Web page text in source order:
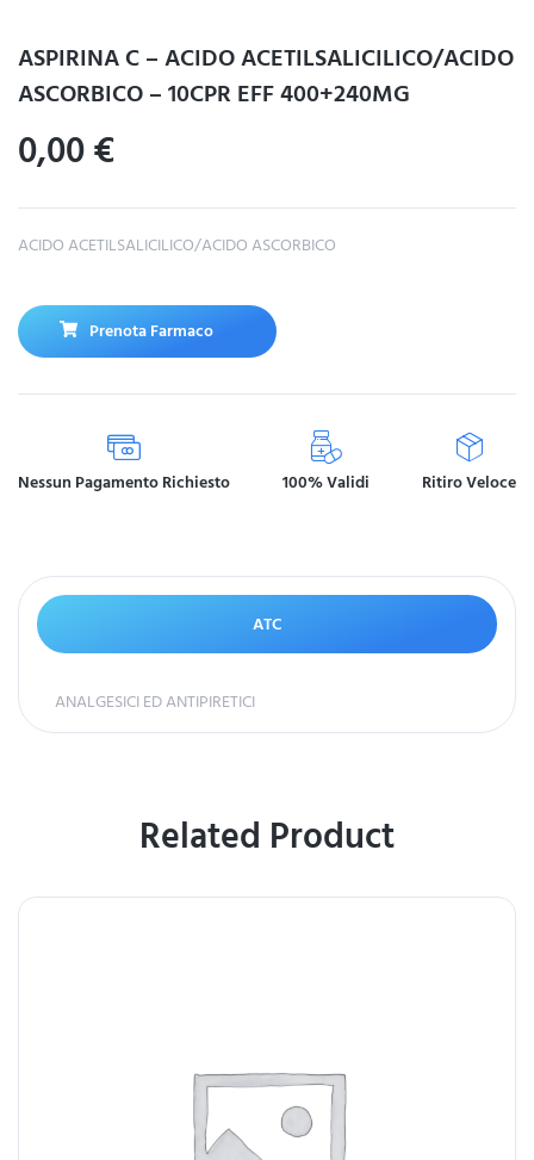
ASPIRINA C – ACIDO ACETILSALICILICO/ACIDO
ASCORBICO – 10CPR EFF 400+240MG
0,00€
ACIDO ACETILSALICILICO/ACIDO ASCORBICO
Prenota Farmaco
Nessun Pagamento Richiesto 100% Validi Ritiro Veloce
ATC
ANALGESICI ED ANTIPIRETICI
Related Product